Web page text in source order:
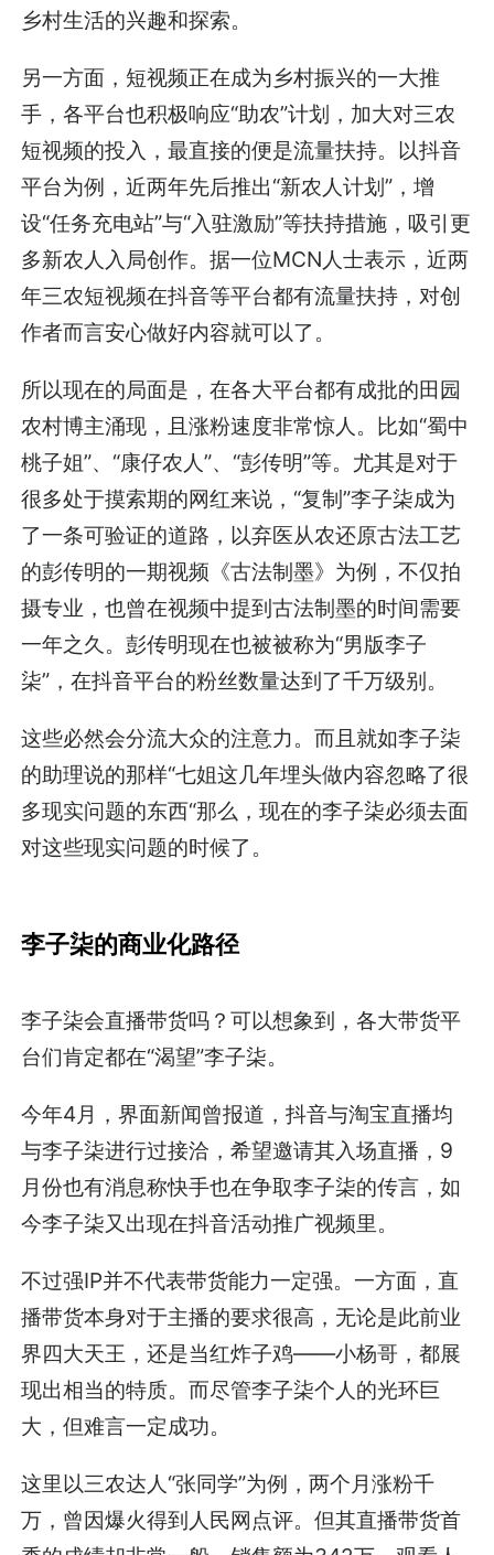
乡村生活的兴趣和探索。
另一方面，短视频正在成为乡村振兴的一大推
手，各平台也积极响应“助农”计划，加大对三农
短视频的投入，最直接的便是流量扶持。以抖音
平台为例，近两年先后推出“新农人计划”，增
设“任务充电站”与“入驻激励”等扶持措施，吸引更
多新农人入局创作。据一位MCN人士表示，近两
年三农短视频在抖音等平台都有流量扶持，对创
作者而言安心做好内容就可以了。
所以现在的局面是，在各大平台都有成批的田园
农村博主涌现，且涨粉速度非常惊人。比如“蜀中
桃子姐”、“康仔农人”、“彭传明”等。尤其是对于
很多处于摸索期的网红来说，“复制”李子柒成为
了一条可验证的道路，以弃医从农还原古法工艺
的彭传明的一期视频《古法制墨》为例，不仅拍
摄专业，也曾在视频中提到古法制墨的时间需要
一年之久。彭传明现在也被被称为“男版李子
柒”，在抖音平台的粉丝数量达到了千万级别。
这些必然会分流大众的注意力。而且就如李子柒
的助理说的那样“七姐这几年埋头做内容忽略了很
多现实问题的东西“那么，现在的李子柒必须去面
对这些现实问题的时候了。
李子柒的商业化路径
李子柒会直播带货吗？可以想象到，各大带货平
台们肯定都在“渴望”李子柒。
今年4月，界面新闻曾报道，抖音与淘宝直播均
与李子柒进行过接洽，希望邀请其入场直播，9
月份也有消息称快手也在争取李子柒的传言，如
今李子柒又出现在抖音活动推广视频里。
不过强IP并不代表带货能力一定强。一方面，直
播带货本身对于主播的要求很高，无论是此前业
界四大天王，还是当红炸子鸡——小杨哥，都展
现出相当的特质。而尽管李子柒个人的光环巨
大，但难言一定成功。
这里以三农达人“张同学”为例，两个月涨粉千
万，曾因爆火得到人民网点评。但其直播带货首